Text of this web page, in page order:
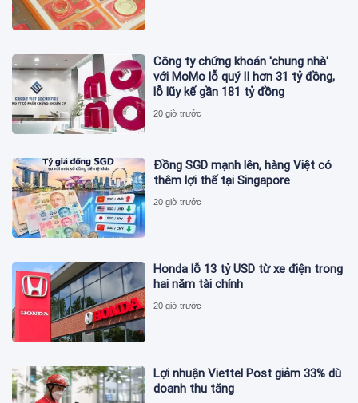
Công ty chứng khoán 'chung nhà'
với MoMo lỗ quý II hơn 31 tỷ đồng,
lỗ lũy kế gần 181 tỷ đồng
20 giờ trước
Đồng SGD mạnh lên, hàng Việt có
thêm lợi thế tại Singapore
20 giờ trước
Honda lỗ 13 tỷ USD từ xe điện trong
hai năm tài chính
20 giờ trước
Lợi nhuận Viettel Post giảm 33% dù
doanh thu tăng